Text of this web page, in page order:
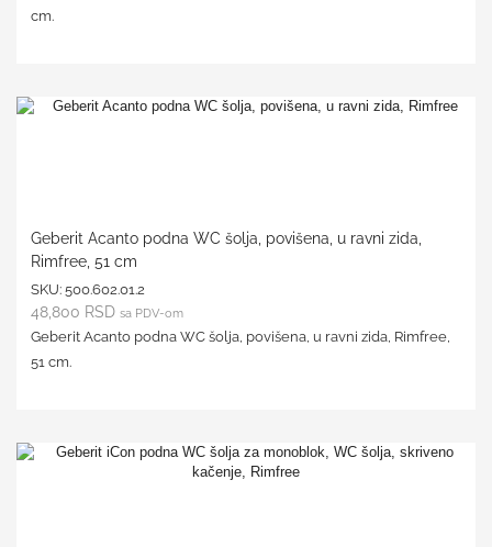
cm.
Geberit Acanto podna WC šolja, povišena, u ravni zida,
Rimfree, 51 cm
SKU: 500.602.01.2
48,800 RSD sa PDV-om
Geberit Acanto podna WC šolja, povišena, u ravni zida, Rimfree,
51 cm.